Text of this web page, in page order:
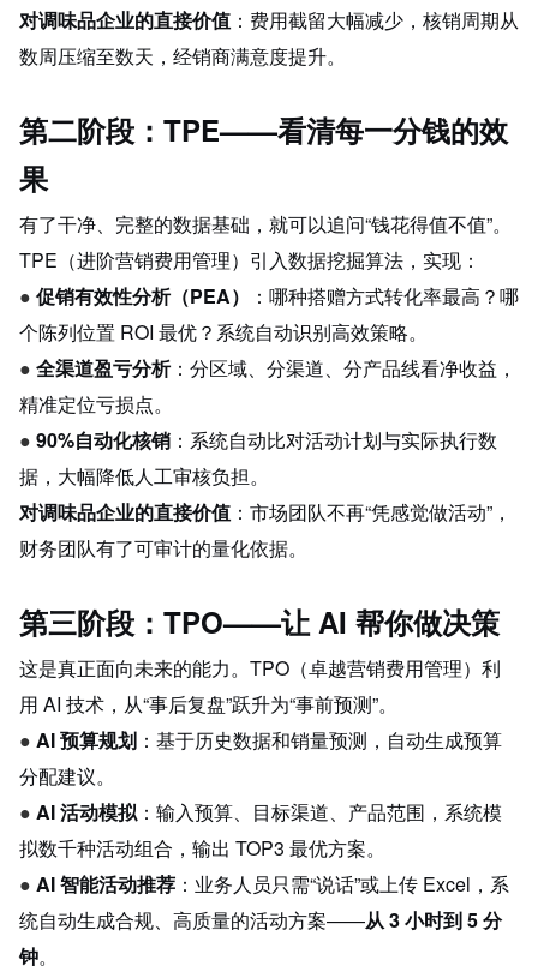
对调味品企业的直接价值 ：费用截留大幅减少，核销周期从
数周压缩至数天，经销商满意度提升。
第二阶段：TPE——看清每一分钱的效
果
有了干净、完整的数据基础，就可以追问“钱花得值不值”。
TPE（进阶营销费用管理）引入数据挖掘算法，实现：
● 促销有效性分析（PEA）
：哪种搭赠方式转化率最高？哪
个陈列位置 ROI 最优？系统自动识别高效策略。
● 全渠道盈亏分析：分区域、分渠道、分产品线看净收益，
精准定位亏损点。
● 90%自动化核销 ：系统自动比对活动计划与实际执行数
据，大幅降低人工审核负担。
对调味品企业的直接价值 ：市场团队不再“凭感觉做活动”，
财务团队有了可审计的量化依据。
第三阶段：TPO——让 AI 帮你做决策
这是真正面向未来的能力。TPO（卓越营销费用管理）利
用 AI 技术，从“事后复盘”跃升为“事前预测”。
● AI 预算规划 ：基于历史数据和销量预测，自动生成预算
分配建议。
● AI 活动模拟：输入预算、目标渠道、产品范围，系统模
拟数千种活动组合，输出 TOP3 最优方案。
● AI 智能活动推荐 ：业务人员只需“说话”或上传 Excel，系
统自动生成合规、高质量的活动方案——从 3 小时到 5 分
钟。